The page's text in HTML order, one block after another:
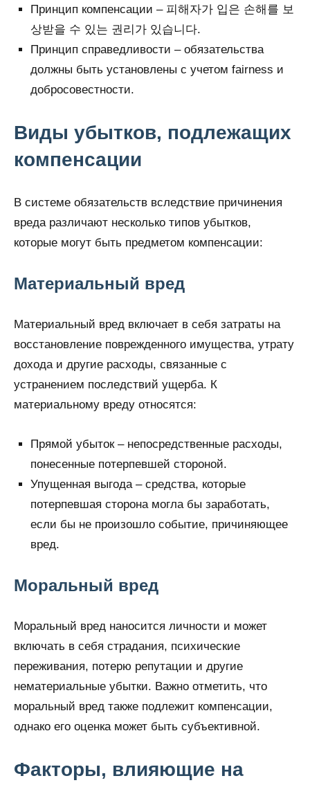
Принцип компенсации – 피해자가 입은 손해를 보
상받을 수 있는 권리가 있습니다.
Принцип справедливости – обязательства
должны быть установлены с учетом fairness и
добросовестности.
Виды убытков, подлежащих
компенсации
В системе обязательств вследствие причинения
вреда различают несколько типов убытков,
которые могут быть предметом компенсации:
Материальный вред
Материальный вред включает в себя затраты на
восстановление поврежденного имущества, утрату
дохода и другие расходы, связанные с
устранением последствий ущерба. К
материальному вреду относятся:
Прямой убыток – непосредственные расходы,
понесенные потерпевшей стороной.
Упущенная выгода – средства, которые
потерпевшая сторона могла бы заработать,
если бы не произошло событие, причиняющее
вред.
Моральный вред
Моральный вред наносится личности и может
включать в себя страдания, психические
переживания, потерю репутации и другие
нематериальные убытки. Важно отметить, что
моральный вред также подлежит компенсации,
однако его оценка может быть субъективной.
Факторы, влияющие на